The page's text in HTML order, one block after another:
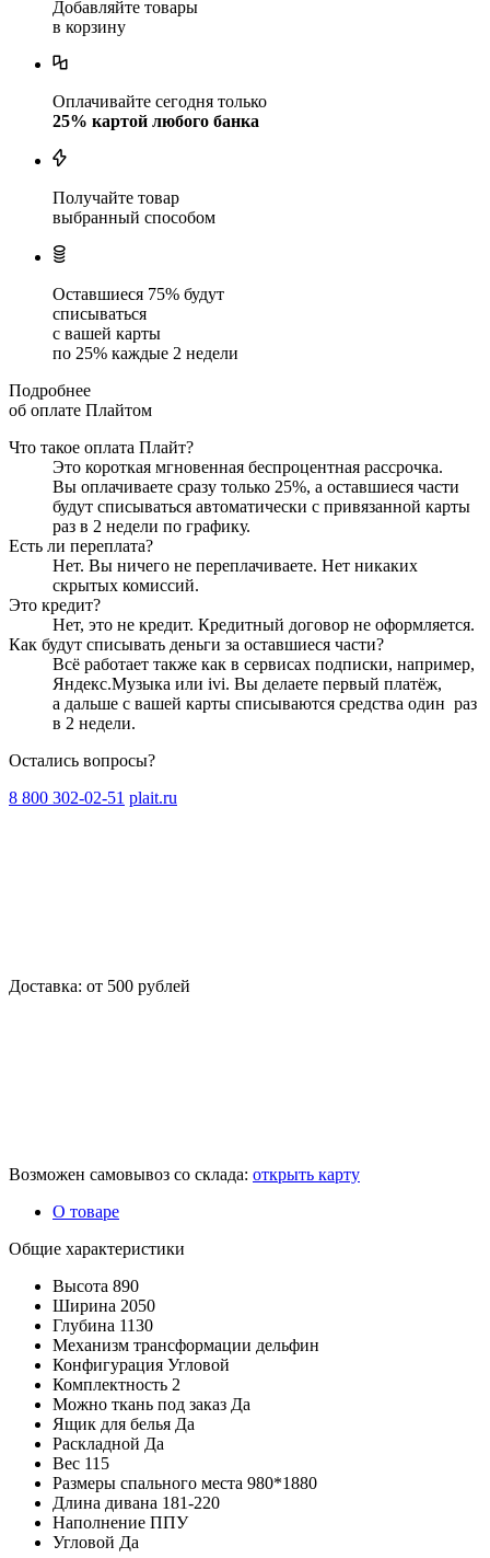
Добавляйте товары
в корзину
Оплачивайте сегодня только
25% картой любого банка
Получайте товар
выбранный способом
Оставшиеся 75% будут
списываться
с вашей карты
по 25% каждые 2 недели
Подробнее
об оплате Плайтом
Что такое оплата Плайт?
Это короткая мгновенная беспроцентная рассрочка.
Вы оплачиваете сразу только 25%, а оставшиеся части
будут списываться автоматически с привязанной карты
раз в 2 недели по графику.
Есть ли переплата?
Нет. Вы ничего не переплачиваете. Нет никаких
скрытых комиссий.
Это кредит?
Нет, это не кредит. Кредитный договор не оформляется.
Как будут списывать деньги за оставшиеся части?
Всё работает также как в сервисах подписки, например,
Яндекс.Музыка или ivi. Вы делаете первый платёж,
а дальше с вашей карты списываются средства один раз
в 2 недели.
Остались вопросы?
8 800 302-02-51 plait.ru
Доставка: от 500 рублей
Возможен самовывоз со склада: открыть карту
О товаре
Общие характеристики
Высота 890
Ширина 2050
Глубина 1130
Механизм трансформации дельфин
Конфигурация Угловой
Комплектность 2
Можно ткань под заказ Да
Ящик для белья Да
Раскладной Да
Вес 115
Размеры спального места 980*1880
Длина дивана 181-220
Наполнение ППУ
Угловой Да